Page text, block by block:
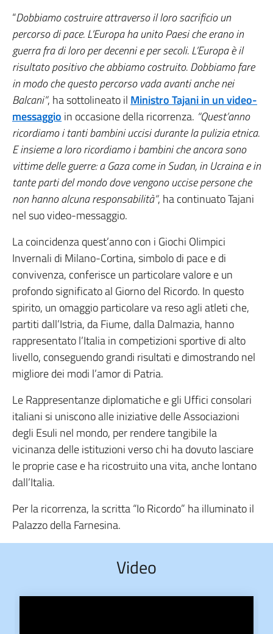
“Dobbiamo costruire attraverso il loro sacrificio un
percorso di pace. L’Europa ha unito Paesi che erano in
guerra fra di loro per decenni e per secoli. L’Europa è il
risultato positivo che abbiamo costruito. Dobbiamo fare
in modo che questo percorso vada avanti anche nei
Balcani”, ha sottolineato il Ministro Tajani in un video-
messaggio in occasione della ricorrenza. “Quest’anno
ricordiamo i tanti bambini uccisi durante la pulizia etnica.
E insieme a loro ricordiamo i bambini che ancora sono
vittime delle guerre: a Gaza come in Sudan, in Ucraina e in
tante parti del mondo dove vengono uccise persone che
non hanno alcuna responsabilità”, ha continuato Tajani
nel suo video-messaggio.
La coincidenza quest’anno con i Giochi Olimpici
Invernali di Milano-Cortina, simbolo di pace e di
convivenza, conferisce un particolare valore e un
profondo significato al Giorno del Ricordo. In questo
spirito, un omaggio particolare va reso agli atleti che,
partiti dall’Istria, da Fiume, dalla Dalmazia, hanno
rappresentato l’Italia in competizioni sportive di alto
livello, conseguendo grandi risultati e dimostrando nel
migliore dei modi l’amor di Patria.
Le Rappresentanze diplomatiche e gli Uffici consolari
italiani si uniscono alle iniziative delle Associazioni
degli Esuli nel mondo, per rendere tangibile la
vicinanza delle istituzioni verso chi ha dovuto lasciare
le proprie case e ha ricostruito una vita, anche lontano
dall’Italia.
Per la ricorrenza, la scritta “Io Ricordo” ha illuminato il
Palazzo della Farnesina.
Video